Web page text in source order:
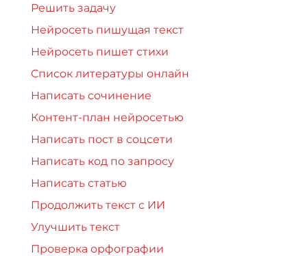
Решить задачу
Нейросеть пишущая текст
Нейросеть пишет стихи
Список литературы онлайн
Написать сочинение
Контент-план нейросетью
Написать пост в соцсети
Написать код по запросу
Написать статью
Продолжить текст с ИИ
Улучшить текст
Проверка орфографии